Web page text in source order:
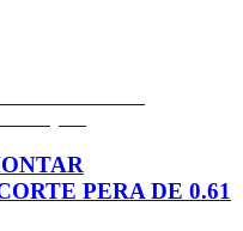
PERA DE 0.61